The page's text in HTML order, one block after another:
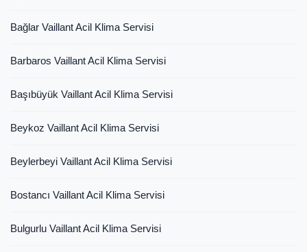
Bağlar Vaillant Acil Klima Servisi
Barbaros Vaillant Acil Klima Servisi
Başıbüyük Vaillant Acil Klima Servisi
Beykoz Vaillant Acil Klima Servisi
Beylerbeyi Vaillant Acil Klima Servisi
Bostancı Vaillant Acil Klima Servisi
Bulgurlu Vaillant Acil Klima Servisi